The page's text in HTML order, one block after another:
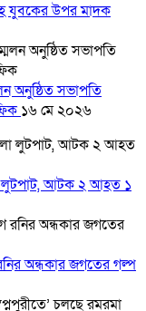
যুবকের উপর মাদক
অনুষ্ঠিত সভাপতি
১৬ মে ২০২৬
লুটপাট, আটক ২ আহত ১
অন্ধকার জগতের গল্প